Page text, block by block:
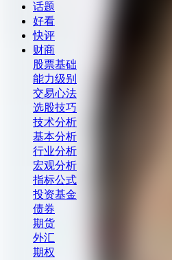
话题
好看
快评
财商
股票基础
能力级别
交易心法
选股技巧
技术分析
基本分析
行业分析
宏观分析
指标公式
投资基金
债券
期货
外汇
期权